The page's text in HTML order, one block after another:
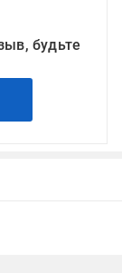
будьте